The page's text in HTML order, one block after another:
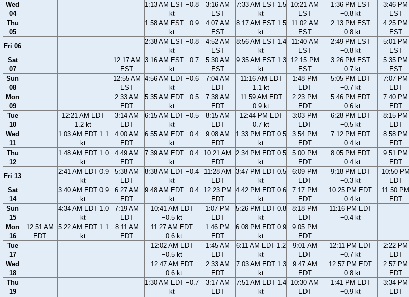
Wed
04
1:13 AM EST −0.8
kt
3:16 AM
EST
7:33 AM EST 1.5
kt
10:21 AM
EST
1:36 PM EST
−0.8 kt
3:46 PM
EST
Thu
05
1:58 AM EST −0.9
kt
4:07 AM
EST
8:17 AM EST 1.5
kt
11:02 AM
EST
2:13 PM EST
−0.8 kt
4:25 PM
EST
Fri 06
2:38 AM EST −0.8
kt
4:52 AM
EST
8:56 AM EST 1.4
kt
11:40 AM
EST
2:49 PM EST
−0.8 kt
5:01 PM
EST
Sat
07
12:17 AM
EST
3:16 AM EST −0.7
kt
5:30 AM
EST
9:35 AM EST 1.3
kt
12:15 PM
EST
3:26 PM EST
−0.7 kt
5:35 PM
EST
Sun
08
12:55 AM
EST
4:56 AM EDT −0.6
kt
7:04 AM
EDT
11:16 AM EDT
1.1 kt
1:48 PM
EDT
5:05 PM EDT
−0.7 kt
7:07 PM
EDT
Mon
09
2:33 AM
EDT
5:35 AM EDT −0.5
kt
7:38 AM
EDT
11:59 AM EDT
0.9 kt
2:23 PM
EDT
5:46 PM EDT
−0.6 kt
7:40 PM
EDT
Tue
10
12:21 AM EDT
1.2 kt
3:14 AM
EDT
6:15 AM EDT −0.5
kt
8:15 AM
EDT
12:44 PM EDT
0.7 kt
3:03 PM
EDT
6:28 PM EDT
−0.5 kt
8:15 PM
EDT
Wed
11
1:03 AM EDT 1.1
kt
4:00 AM
EDT
6:55 AM EDT −0.4
kt
9:08 AM
EDT
1:33 PM EDT 0.5
kt
3:54 PM
EDT
7:12 PM EDT
−0.4 kt
8:58 PM
EDT
Thu
12
1:48 AM EDT 1.0
kt
4:49 AM
EDT
7:39 AM EDT −0.4
kt
10:21 AM
EDT
2:34 PM EDT 0.5
kt
5:00 PM
EDT
8:05 PM EDT
−0.4 kt
9:51 PM
EDT
Fri 13
2:41 AM EDT 0.9
kt
5:38 AM
EDT
8:38 AM EDT −0.4
kt
11:28 AM
EDT
3:47 PM EDT 0.5
kt
6:09 PM
EDT
9:18 PM EDT
−0.3 kt
10:50 PM
EDT
Sat
14
3:40 AM EDT 0.9
kt
6:27 AM
EDT
9:48 AM EDT −0.4
kt
12:23 PM
EDT
4:42 PM EDT 0.6
kt
7:17 PM
EDT
10:25 PM EDT
−0.4 kt
11:50 PM
EDT
Sun
15
4:34 AM EDT 1.0
kt
7:19 AM
EDT
10:41 AM EDT
−0.5 kt
1:07 PM
EDT
5:26 PM EDT 0.8
kt
8:18 PM
EDT
11:16 PM EDT
−0.4 kt
Mon
16
12:51 AM
EDT
5:22 AM EDT 1.1
kt
8:11 AM
EDT
11:27 AM EDT
−0.6 kt
1:46 PM
EDT
6:08 PM EDT 0.9
kt
9:05 PM
EDT
Tue
17
12:02 AM EDT
−0.5 kt
1:45 AM
EDT
6:11 AM EDT 1.2
kt
9:01 AM
EDT
12:11 PM EDT
−0.7 kt
2:22 PM
EDT
Wed
18
12:47 AM EDT
−0.6 kt
2:33 AM
EDT
7:03 AM EDT 1.3
kt
9:47 AM
EDT
12:57 PM EDT
−0.8 kt
2:57 PM
EDT
Thu
19
1:30 AM EDT −0.7
kt
3:17 AM
EDT
7:51 AM EDT 1.4
kt
10:30 AM
EDT
1:41 PM EDT
−0.9 kt
3:34 PM
EDT